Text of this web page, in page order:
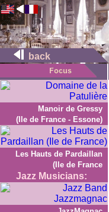
back
Manoir de Gressy
(Ile de France - Essone)
Les Hauts de Pardaillan
(Ile de France
Jazz Musicians: